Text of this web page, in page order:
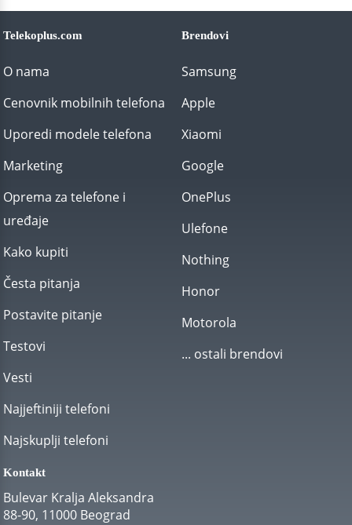
Telekoplus.com
O nama
Cenovnik mobilnih telefona
Uporedi modele telefona
Marketing
Oprema za telefone i
uređaje
Kako kupiti
Česta pitanja
Postavite pitanje
Testovi
Vesti
Najjeftiniji telefoni
Najskuplji telefoni
Brendovi
Samsung
Apple
Xiaomi
Google
OnePlus
Ulefone
Nothing
Honor
Motorola
... ostali brendovi
Kontakt
Bulevar Kralja Aleksandra
88-90, 11000 Beograd